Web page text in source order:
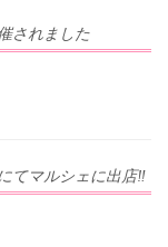
されました
てマルシェに出店‼︎